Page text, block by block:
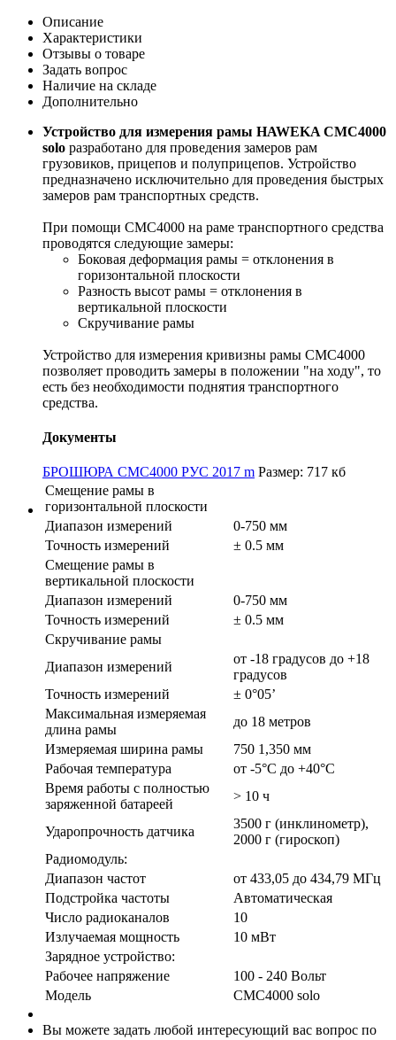
Описание
Характеристики
Отзывы о товаре
Задать вопрос
Наличие на складе
Дополнительно
Устройство для измерения рамы HAWEKA CMC4000
solo разработано для проведения замеров рам
грузовиков, прицепов и полуприцепов. Устройство
предназначено исключительно для проведения быстрых
замеров рам транспортных средств.
При помощи CMC4000 на раме транспортного средства
проводятся следующие замеры:
Боковая деформация рамы = отклонения в
горизонтальной плоскости
Разность высот рамы = отклонения в
вертикальной плоскости
Скручивание рамы
Устройство для измерения кривизны рамы СМС4000
позволяет проводить замеры в положении "на ходу", то
есть без необходимости поднятия транспортного
средства.
Документы
БРОШЮРА CMC4000 РУС 2017 m Размер: 717 кб
Смещение рамы в
горизонтальной плоскости
Диапазон измерений
0-750 мм
Точность измерений
± 0.5 мм
Смещение рамы в
вертикальной плоскости
Диапазон измерений
0-750 мм
Точность измерений
± 0.5 мм
Скручивание рамы
Диапазон измерений
от -18 градусов до +18
градусов
Точность измерений
± 0°05’
Максимальная измеряемая
длина рамы
до 18 метров
Измеряемая ширина рамы
750 1,350 мм
Рабочая температура
от -5°С до +40°С
Время работы с полностью
заряженной батареей
> 10 ч
Ударопрочность датчика
3500 г (инклинометр),
2000 г (гироскоп)
Радиомодуль:
Диапазон частот
от 433,05 до 434,79 МГц
Подстройка частоты
Автоматическая
Число радиоканалов
10
Излучаемая мощность
10 мВт
Зарядное устройство:
Рабочее напряжение
100 - 240 Вольт
Модель
CMC4000 solo
Вы можете задать любой интересующий вас вопрос по